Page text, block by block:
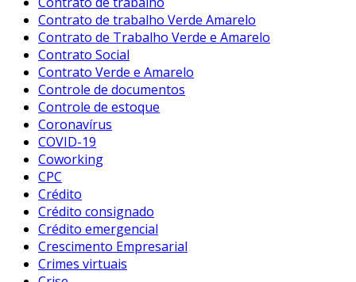
Contrato de trabalho Verde Amarelo
Contrato de Trabalho Verde e Amarelo
Contrato Social
Contrato Verde e Amarelo
Controle de documentos
Controle de estoque
Coronavírus
COVID-19
Coworking
CPC
Crédito
Crédito consignado
Crédito emergencial
Crescimento Empresarial
Crimes virtuais